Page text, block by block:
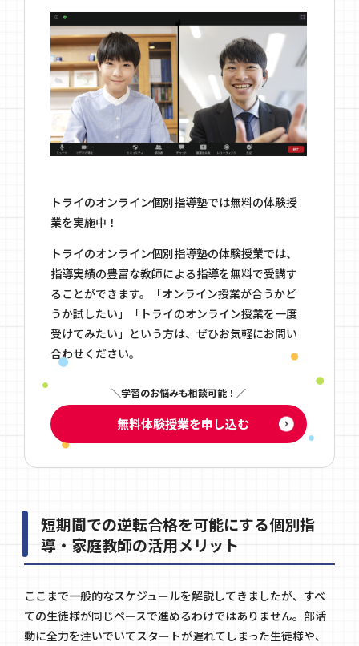
トライのオンライン個別指導塾では無料の体験授
業を実施中！
トライのオンライン個別指導塾の体験授業では、
指導実績の豊富な教師による指導を無料で受講す
ることができます。「オンライン授業が合うかど
うか試したい」「トライのオンライン授業を一度
受けてみたい」という方は、ぜひお気軽にお問い
合わせください。
学習のお悩みも相談可能！
無料体験授業を申し込む
短期間での逆転合格を可能にする個別指
導・家庭教師の活用メリット
ここまで一般的なスケジュールを解説してきましたが、すべ
ての生徒様が同じペースで進めるわけではありません。部活
動に全力を注いでいてスタートが遅れてしまった生徒様や、